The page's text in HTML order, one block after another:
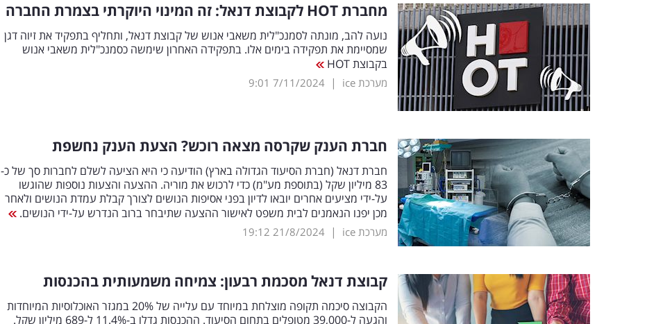
מחברתHOT לקבוצת דנאל: זה המינוי היוקרתי בצמרת החברה
נועה להב, מונתה לסמנכ"לית משאבי אנוש של קבוצת דנאל, ותחליף בתפקיד את זיוה דגן
שמסיימת את תפקידה בימים אלו. בתפקידה האחרון שימשה כסמנכ"לית משאבי אנוש
בקבוצת HOT
מערכת ice |
7/11/2024
9:01
חברת הענק שקרסה מצאה רוכש? הצעת הענק נחשפת
חברת דנאל (חברת הסיעוד הגדולה בארץ) הודיעה כי היא הציעה לשלם לחברות סך של כ-
83 מיליון שקל (בתוספת מע"מ) כדי לרכוש את מוריה. ההצעה והצעות נוספות שהוגשו
על-ידי מציעים אחרים יובאו לדיון בפני אסיפות הנושים לצורך קבלת עמדת הנושים ולאחר
מכן יפנו הנאמנים לבית משפט לאישור ההצעה שתיבחר ברוב הנדרש על-ידי הנושים.
מערכת ice |
21/8/2024
19:12
קבוצת דנאל מסכמת רבעון: צמיחה משמעותית בהכנסות
הקבוצה סיכמה תקופה מוצלחת במיוחד עם עלייה של 20% במגזר האוכלוסיות המיוחדות
והגעה ל-39,000 מטופלים בתחום הסיעוד. ההכנסות גדלו ב-11.4% ל-689 מיליון שקל.